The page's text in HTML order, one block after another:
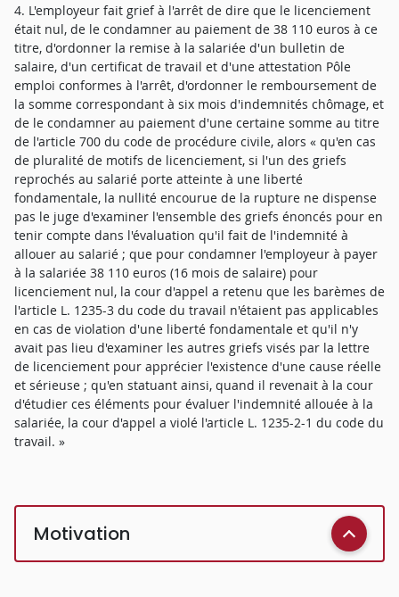
4. L'employeur fait grief à l'arrêt de dire que le licenciement
était nul, de le condamner au paiement de 38 110 euros à ce
titre, d'ordonner la remise à la salariée d'un bulletin de
salaire, d'un certificat de travail et d'une attestation Pôle
emploi conformes à l'arrêt, d'ordonner le remboursement de
la somme correspondant à six mois d'indemnités chômage, et
de le condamner au paiement d'une certaine somme au titre
de l'article 700 du code de procédure civile, alors « qu'en cas
de pluralité de motifs de licenciement, si l'un des griefs
reprochés au salarié porte atteinte à une liberté
fondamentale, la nullité encourue de la rupture ne dispense
pas le juge d'examiner l'ensemble des griefs énoncés pour en
tenir compte dans l'évaluation qu'il fait de l'indemnité à
allouer au salarié ; que pour condamner l'employeur à payer
à la salariée 38 110 euros (16 mois de salaire) pour
licenciement nul, la cour d'appel a retenu que les barèmes de
l'article L. 1235-3 du code du travail n'étaient pas applicables
en cas de violation d'une liberté fondamentale et qu'il n'y
avait pas lieu d'examiner les autres griefs visés par la lettre
de licenciement pour apprécier l'existence d'une cause réelle
et sérieuse ; qu'en statuant ainsi, quand il revenait à la cour
d'étudier ces éléments pour évaluer l'indemnité allouée à la
salariée, la cour d'appel a violé l'article L. 1235-2-1 du code du
travail. »
Motivation